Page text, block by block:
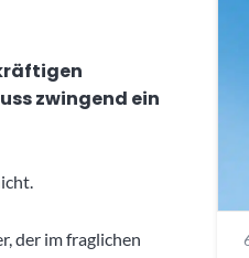
zwingend ein
der im fraglichen